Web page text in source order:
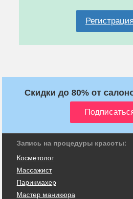
Регистрация
Скидки до 80% от
Запись на процедуры красоты:
Косметолог
Массажист
Парикмахер
Мастер маникюра